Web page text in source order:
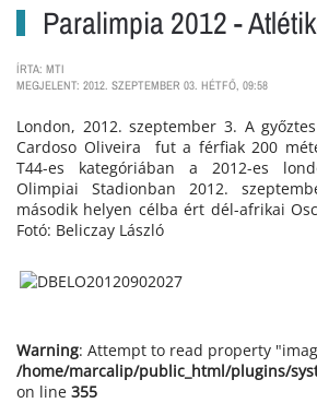
Paralimpia 2012 -
ÍRTA: MTI
MEGJELENT: 2012. SZEPTEMBER 03. HÉTFŐ, 09:58
London, 2012. szeptember 3. A
Cardoso Oliveira fut a férfiak 200
T44-es kategóriában a 2012-es
Olimpiai Stadionban 2012.
második helyen célba ért dél-afrikai
Fotó: Beliczay László
Warning: Attempt to read property
/home/marcalip/public_html/plugins/
on line 355